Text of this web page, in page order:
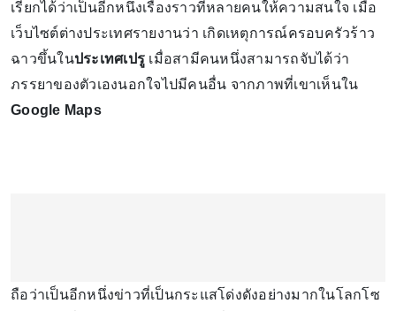
เรียกได้ว่าเป็นอีกหนึ่งเรื่องราวที่หลายคนให้ความสนใจ เมื่อ
เว็บไซต์ต่างประเทศรายงานว่า เกิดเหตุการณ์ครอบครัวร้าว
ฉาวขึ้นในประเทศเปรู เมื่อสามีคนหนึ่งสามารถจับได้ว่า
ภรรยาของตัวเองนอกใจไปมีคนอื่น จากภาพที่เขาเห็นใน
Google Maps
ถือว่าเป็นอีกหนึ่งข่าวที่เป็นกระแสโด่งดังอย่างมากในโลกโซ